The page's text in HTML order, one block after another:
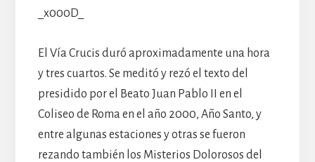
_x000D_
El Vía Crucis duró aproximadamente una hora
y tres cuartos. Se meditó y rezó el texto del
presidido por el Beato Juan Pablo II en el
Coliseo de Roma en el año 2000, Año Santo, y
entre algunas estaciones y otras se fueron
rezando también los Misterios Dolorosos del